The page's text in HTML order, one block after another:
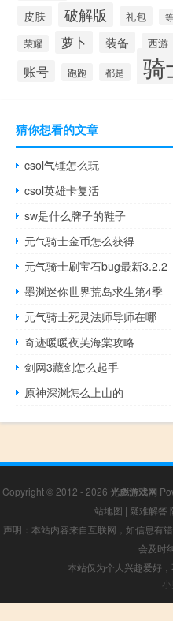
皮肤 破解版 礼包
荣耀 萝卜 装备 西游
账号 跑跑 都是 骑
猜你想看的文章
csol气锤怎么玩
csol英雄卡复活
sw是什么牌子的鞋子
元气骑士金币怎么获得
元气骑士刷宝石bug最新3.2.2
墨渊迷你世界荒岛求生第4季
元气骑士死灵法师导师在哪
奇迹暖暖夜芙海棠攻略
剑网3藏剑怎么起手
原神深渊怎么上山的
Copyright © 2012 - 2026 光彪游戏网
站地图 | 疑难解答
声明：本站内容来自互联网，如信息有
会及时
本站仅为个人兴趣爱好